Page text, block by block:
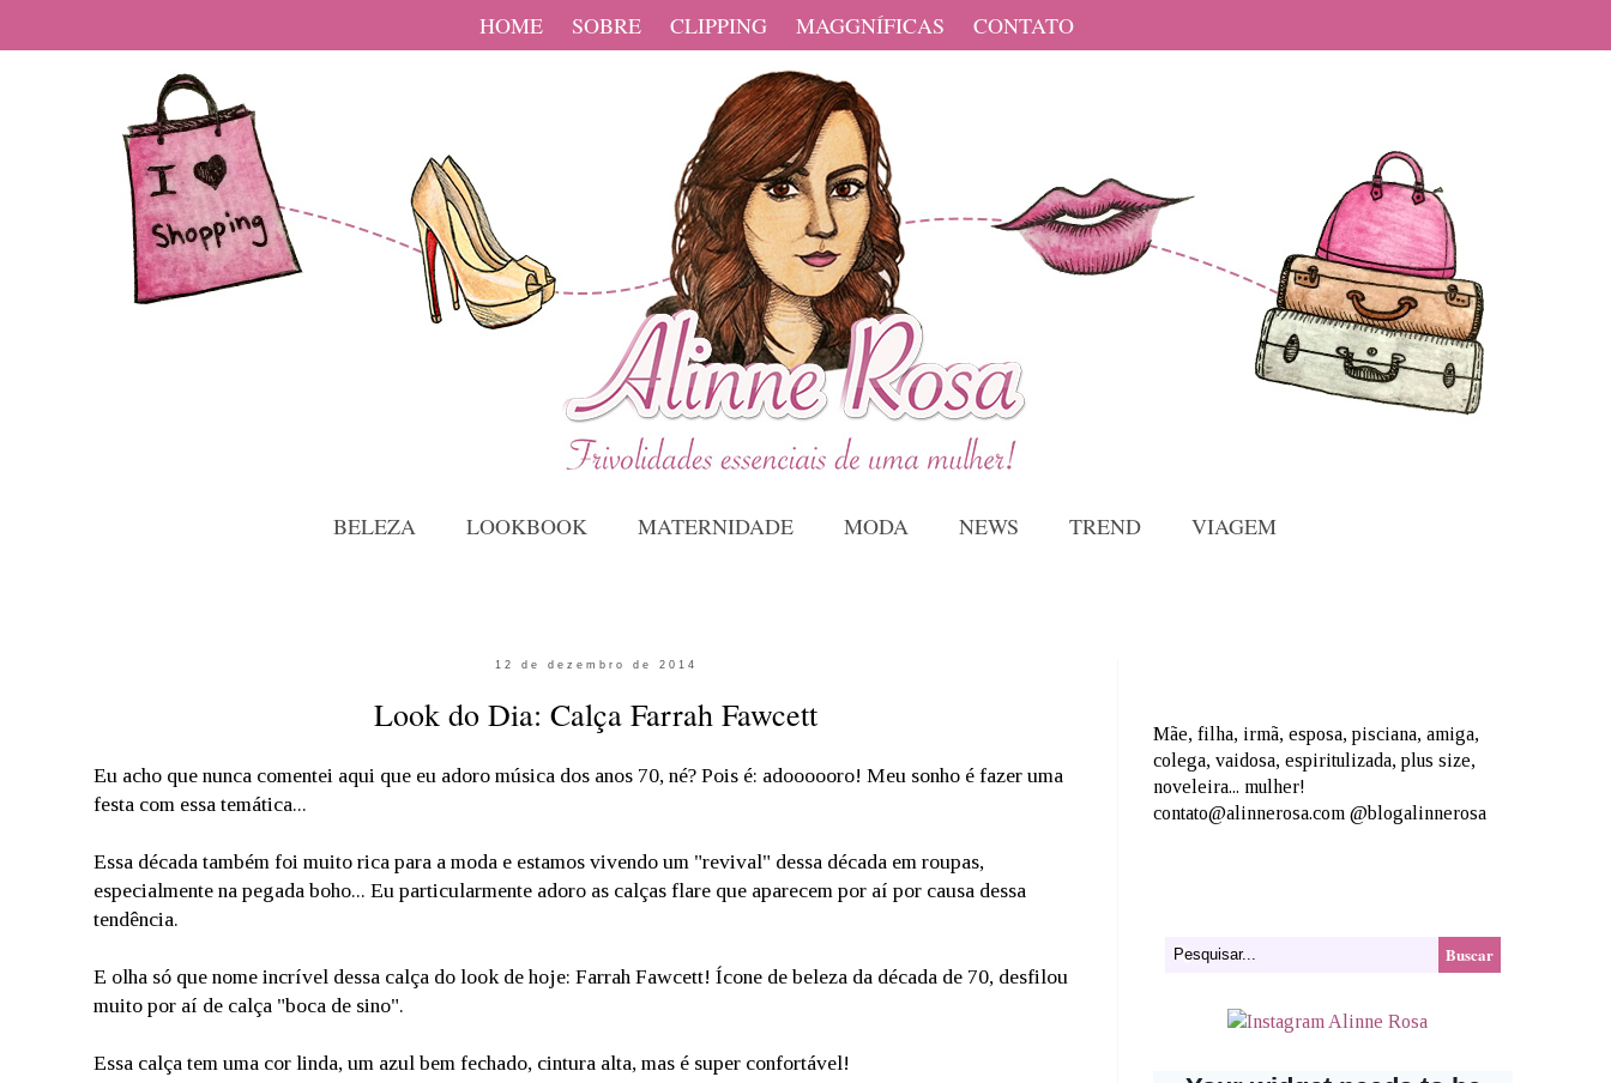
BELEZA LOOKBOOK MATERNIDADE MODA NEWS TREND VIAGEM
12 de dezembro de 2014
Look do Dia: Calça Farrah Fawcett
Eu acho que nunca comentei aqui que eu adoro música dos anos 70, né? Pois é: adoooooro! Meu sonho é fazer uma
festa com essa temática...
Essa década também foi muito rica para a moda e estamos vivendo um "revival" dessa década em roupas,
especialmente na pegada boho... Eu particularmente adoro as calças flare que aparecem por aí por causa dessa
tendência.
E olha só que nome incrível dessa calça do look de hoje: Farrah Fawcett! Ícone de beleza da década de 70, desfilou
muito por aí de calça "boca de sino".
Essa calça tem uma cor linda, um azul bem fechado, cintura alta, mas é super confortável!
HOME SOBRE CLIPPING MAGGNÍFICAS CONTATO
Mãe, filha, irmã, esposa, pisciana, amiga,
colega, vaidosa, espiritulizada, plus size,
noveleira... mulher!
contato@alinnerosa.com @blogalinnerosa